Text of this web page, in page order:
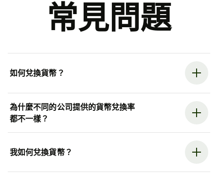
常見問題
如何兌換貨幣？
為什麼不同的公司提供的貨幣兌換率
都不一樣？
我如何兌換貨幣？